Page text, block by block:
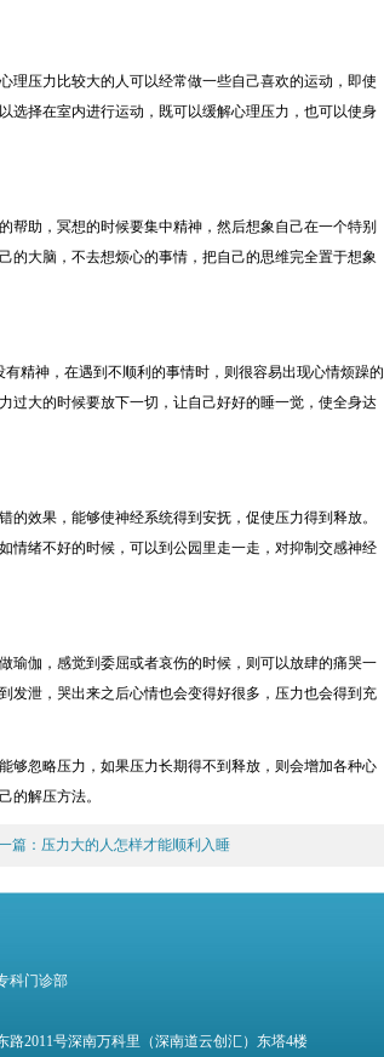
理压力比较大的人可以经常做一些自己喜欢的运动，即使
选择在室内进行运动，既可以缓解心理压力，也可以使身
帮助，冥想的时候要集中精神，然后想象自己在一个特别
的大脑，不去想烦心的事情，把自己的思维完全置于想象
精神，在遇到不顺利的事情时，则很容易出现心情烦躁的
过大的时候要放下一切，让自己好好的睡一觉，使全身达
效果，能够使神经系统得到安抚，促使压力得到释放。
情绪不好的时候，可以到公园里走一走，对抑制交感神经
瑜伽，感觉到委屈或者哀伤的时候，则可以放肆的痛哭一
发泄，哭出来之后心情也会变得好很多，压力也会得到充
够忽略压力，如果压力长期得不到释放，则会增加各种心
的解压方法。
篇： 压力大的人怎样才能顺利入睡
科门诊部
路2011号深南万科里（深南道云创汇）东塔4楼